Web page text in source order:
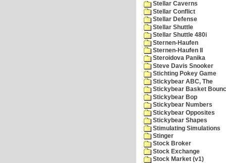
Stellar Caverns
Stellar Conflict
Stellar Defense
Stellar Shuttle
Stellar Shuttle 480i
Sternen-Haufen
Sternen-Haufen II
Steroidova Panika
Steve Davis Snooker
Stichting Pokey Game
Stickybear ABC, The
Stickybear Basket
Stickybear Bop
Stickybear Numbers
Stickybear Opposites
Stickybear Shapes
Stimulating Simulations
Stinger
Stock Broker
Stock Exchange
Stock Market (v1)